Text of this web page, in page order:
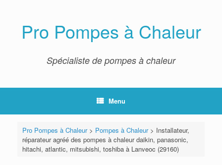
Pro Pompes à Chaleur
Spécialiste de pompes à chaleur
Menu
Pro Pompes à Chaleur> Pompes à Chaleur> Installateur,
réparateur agréé des pompes à chaleur daikin, panasonic,
hitachi, atlantic, mitsubishi, toshiba à Lanveoc (29160)